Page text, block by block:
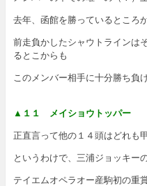
去年、函館を勝っているところ
前走負かしたシャウトラインは
るとこからも
このメンバー相手に十分勝ち負
▲１１ メイショウトッパー
正直言って他の１４頭はどれも
というわけで、三浦ジョッキー
テイエムオペラオー産駒初の重